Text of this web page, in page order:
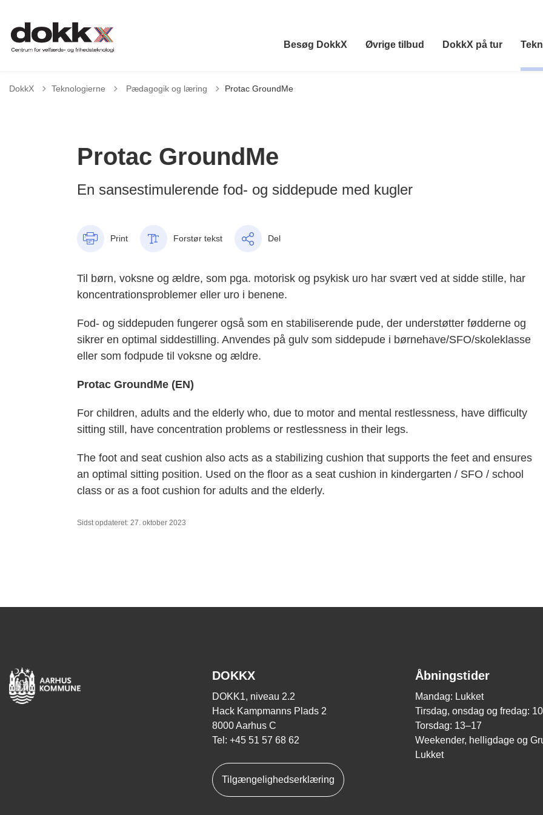
Besøg DokkX Øvrige tilbud DokkX på tur
DokkX Teknologierne Tilbage til
Pædagogik og læring Protac GroundMe
Protac GroundMe
En sansestimulerende fod- og siddepude med kugler
Print Forstør tekst Del
Til børn, voksne og ældre, som pga. motorisk og psykisk uro har svært ved at sidde stille, har
koncentrationsproblemer eller uro i benene.
Fod- og siddepuden fungerer også som en stabiliserende pude, der understøtter fødderne og
sikrer en optimal siddestilling. Anvendes på gulv som siddepude i børnehave/SFO/skoleklasse
eller som fodpude til voksne og ældre.
Protac GroundMe (EN)
For children, adults and the elderly who, due to motor and mental restlessness, have difficulty
sitting still, have concentration problems or restlessness in their legs.
The foot and seat cushion also acts as a stabilizing cushion that supports the feet and ensures
an optimal sitting position. Used on the floor as a seat cushion in kindergarten / SFO / school
class or as a foot cushion for adults and the elderly.
Sidst opdateret: 27. oktober 2023
DOKKX
DOKK1, niveau 2.2
Hack Kampmanns Plads 2
8000 Aarhus C
Tel: +45 51 57 68 62
Tilgængelighedserklæring
Åbningstider
Mandag: Lukket
Tirsdag, onsdag og fredag:
Torsdag: 13–17
Weekender, helligdage og
Lukket